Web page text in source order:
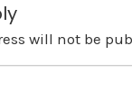
will not be